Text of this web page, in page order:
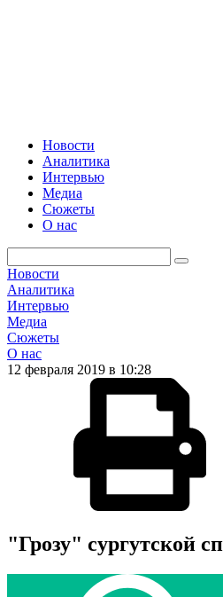
Новости
Аналитика
Интервью
Медиа
Сюжеты
О нас
Новости
Аналитика
Интервью
Медиа
Сюжеты
О нас
12 февраля 2019 в 10:28
"Грозу" сургутской